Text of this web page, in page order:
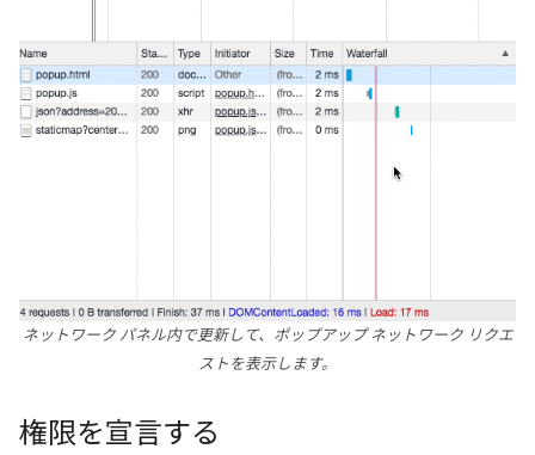
ネットワーク パネル内で更新して、ポップアップ ネットワーク リクエ
ストを表示します。
権限を宣言する